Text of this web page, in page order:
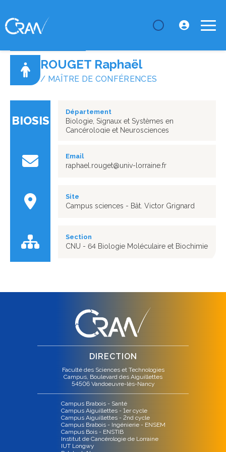
ROUGET Raphaël
/ MAÎTRE DE CONFÉRENCES
BIOSIS
Département
Biologie, Signaux et Systèmes en
Cancérologie et Neurosciences
Email
raphael.rouget@univ-lorraine.fr
Site
Campus sciences - Bât. Victor Grignard
Section
CNU - 64 Biologie Moléculaire et Biochimie
DIRECTION
Faculté des Sciences et Technologies
Campus, Boulevard des Aiguillettes
54506 Vandoeuvre-lès-Nancy
Campus Brabois - Santé
Campus Aiguillettes - 1er cycle
Campus Aiguillettes - 2nd cycle
Campus Brabois - Ingénierie - ENSEM
Campus Bois - ENSTIB
Institut de Cancérologie de Lorraine
IUT Longwy